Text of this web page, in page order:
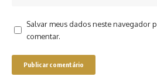
Salvar meus dados neste navegador
comentar.